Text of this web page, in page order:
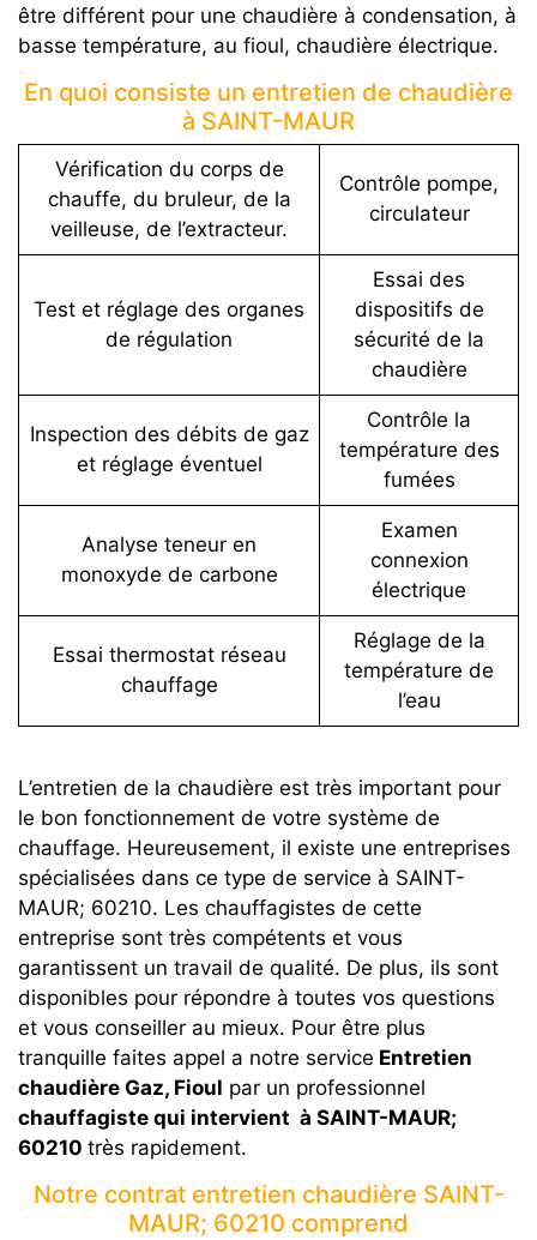
être différent pour une chaudière à condensation, à
basse température, au fioul, chaudière électrique.
En quoi consiste un entretien de chaudière
à SAINT-MAUR
Vérification du corps de
chauffe, du bruleur, de la
veilleuse, de l’extracteur.
Contrôle pompe,
circulateur
Test et réglage des organes
de régulation
Essai des
dispositifs de
sécurité de la
chaudière
Inspection des débits de gaz
et réglage éventuel
Contrôle la
température des
fumées
Analyse teneur en
monoxyde de carbone
Examen
connexion
électrique
Essai thermostat réseau
chauffage
Réglage de la
température de
l’eau
L’entretien de la chaudière est très important pour
le bon fonctionnement de votre système de
chauffage. Heureusement, il existe une entreprises
spécialisées dans ce type de service à SAINT-
MAUR; 60210. Les chauffagistes de cette
entreprise sont très compétents et vous
garantissent un travail de qualité. De plus, ils sont
disponibles pour répondre à toutes vos questions
et vous conseiller au mieux. Pour être plus
tranquille faites appel a notre service Entretien
chaudière Gaz, Fioul par un professionnel
chauffagiste qui intervient à SAINT-MAUR;
60210 très rapidement.
Notre contrat entretien chaudière SAINT-
MAUR; 60210 comprend